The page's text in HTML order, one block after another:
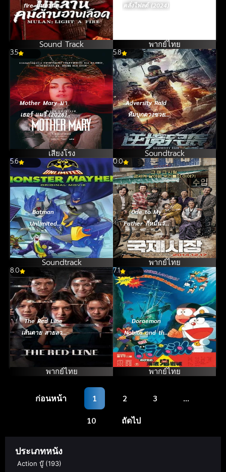
fire มู่หลานคม
ดาบอาบเลือด
(2026)
Sound Track
คลั่งไฟลต์ (2024)
พากย์ไทย
3.5
Mother Mary มา
เธอร์ แมรี่ (2026)
เสียงโรง
5.8
Adversity Raid
ทีมบุกดวงซวย
(2020)
Soundtrack
5.6
Batman
Unlimited
Monster
Mayhem แบท
แมน ถล่มจอมวาย
ร้าย (2015)
Soundtrack
0.0
Ode to My
Father กี่หมื่นวัน
ไม่ลืมคำสัญญาพ่อ
(2014)
พากย์ไทย
8.0
The Red Line
เส้นตาย สายลวง
(2026)
พากย์ไทย
7.1
Doraemon
Nobita and the
Castle of the
Undersea Devil
ตะลุยปราสาทใต้
สมุทร (1983)
พากย์ไทย
ก่อนหน้า 1 2 3 …
10 ถัดไป
ประเภทหนัง
Action บู๊(193)